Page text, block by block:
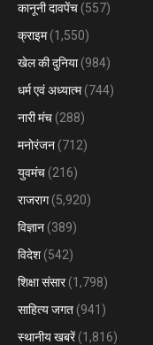
कानूनी दावपेंच (557)
क्राइम(1,550)
खेल की दुनिया(984)
धर्म एवं अध्यात्म(744)
नारी मंच (288)
मनोरंजन (712)
युवमंच (216)
राजराग(5,920)
विज्ञान (389)
विदेश (542)
शिक्षा संसार(1,798)
साहित्य जगत (941)
स्थानीय खबरें(1,816)